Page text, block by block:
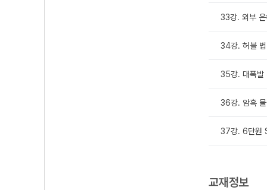
33강. 외부 은
34강. 허블
35강. 대폭발
36강. 암흑
37강. 6단원
교재정보